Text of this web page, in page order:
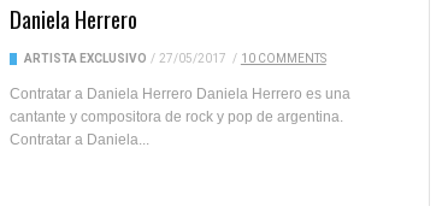
Daniela Herrero
ARTISTA EXCLUSIVO / 27/05/2017 / 10 COMMENTS
Contratar a Daniela Herrero Daniela Herrero es una
cantante y compositora de rock y pop de argentina.
Contratar a Daniela...